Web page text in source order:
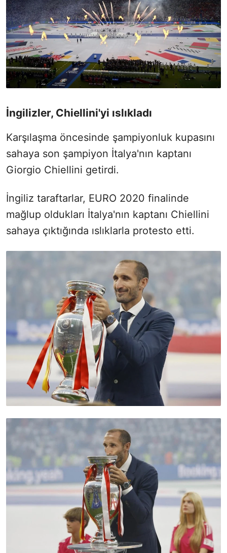
İngilizler, Chiellini'yi ıslıkladı
Karşılaşma öncesinde şampiyonluk kupasını
sahaya son şampiyon İtalya'nın kaptanı
Giorgio Chiellini getirdi.
İngiliz taraftarlar, EURO 2020 finalinde
mağlup oldukları İtalya'nın kaptanı Chiellini
sahaya çıktığında ıslıklarla protesto etti.